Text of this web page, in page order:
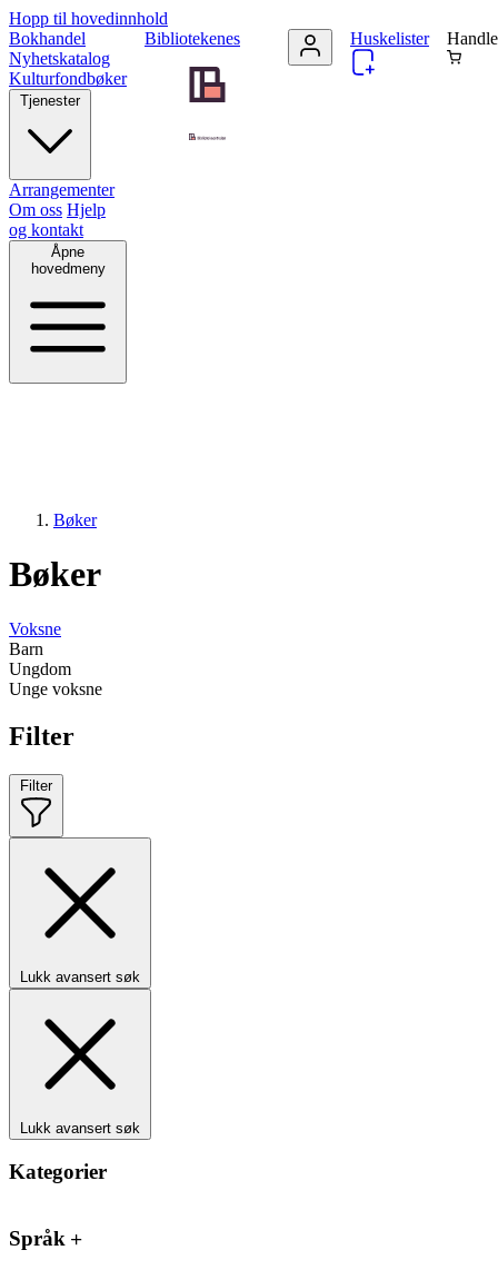
Hopp til hovedinnhold
Bibliotekenes
Bokhandel
Nyhetskatalog
Kulturfondbøker
Tjenester
Arrangementer
Om oss Hjelp
og kontakt
Åpne
hovedmeny
Huskelister
Bøker
Bøker
Voksne
Barn
Ungdom
Unge voksne
Filter
Filter
Lukk avansert søk
Lukk avansert søk
Kategorier
Språk